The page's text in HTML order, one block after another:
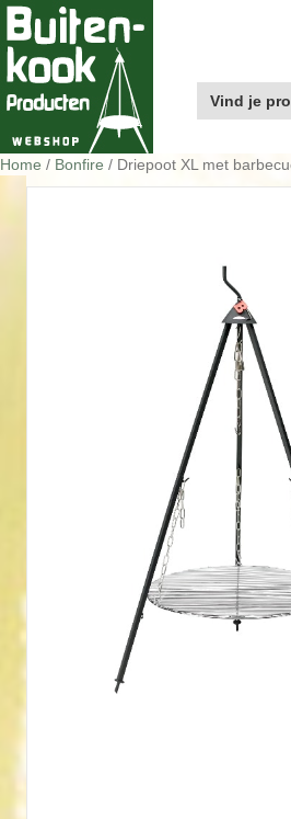
Zoek
naar:
Home / Bonfire / Driepoot XL met